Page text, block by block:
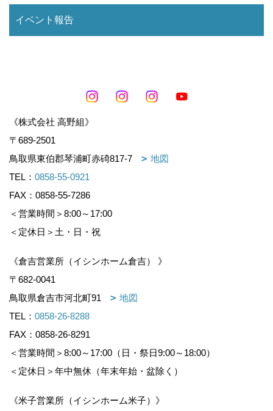
イベント報告
《株式会社 高野組》
〒689-2501
鳥取県東伯郡琴浦町赤碕817-7
地図
TEL： 0858-55-0921
FAX：0858-55-7286
＜営業時間＞8:00～17:00
＜定休日＞土・日・祝
《倉吉営業所（イシンホーム倉吉） 》
〒682-0041
鳥取県倉吉市河北町91
地図
TEL： 0858-26-8288
FAX：0858-26-8291
＜営業時間＞8:00～17:00（日・祭日9:00～18:00）
＜定休日＞年中無休（年末年始・盆除く）
《米子営業所（イシンホーム米子）》